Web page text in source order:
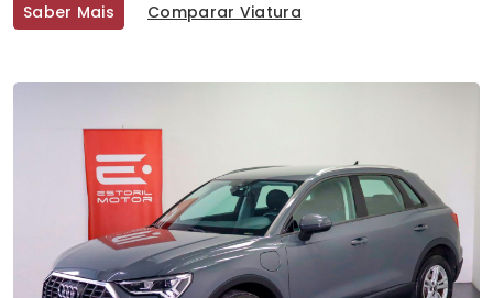
Saber Mais Comparar Viatura